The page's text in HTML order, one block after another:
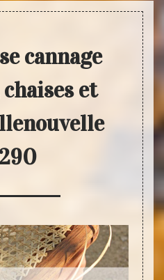
cannage
et